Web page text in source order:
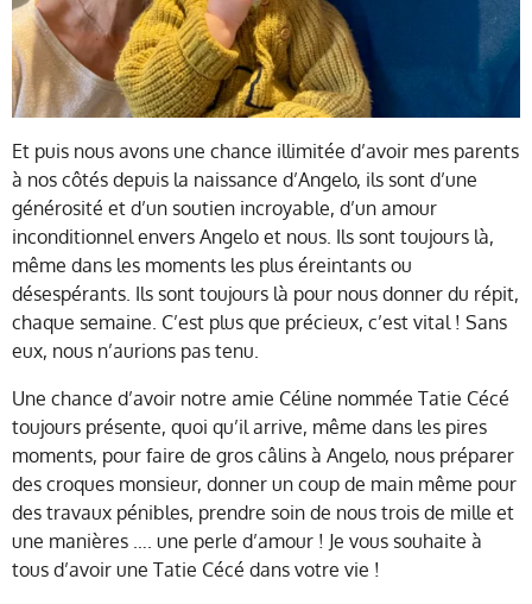
Et puis nous avons une chance illimitée d’avoir mes parents
à nos côtés depuis la naissance d’Angelo, ils sont d’une
générosité et d’un soutien incroyable, d’un amour
inconditionnel envers Angelo et nous. Ils sont toujours là,
même dans les moments les plus éreintants ou
désespérants. Ils sont toujours là pour nous donner du répit,
chaque semaine. C’est plus que précieux, c’est vital ! Sans
eux, nous n’aurions pas tenu.
Une chance d’avoir notre amie Céline nommée Tatie Cécé
toujours présente, quoi qu’il arrive, même dans les pires
moments, pour faire de gros câlins à Angelo, nous préparer
des croques monsieur, donner un coup de main même pour
des travaux pénibles, prendre soin de nous trois de mille et
une manières …. une perle d’amour ! Je vous souhaite à
tous d’avoir une Tatie Cécé dans votre vie !